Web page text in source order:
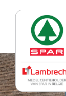
Jump
to
navigation